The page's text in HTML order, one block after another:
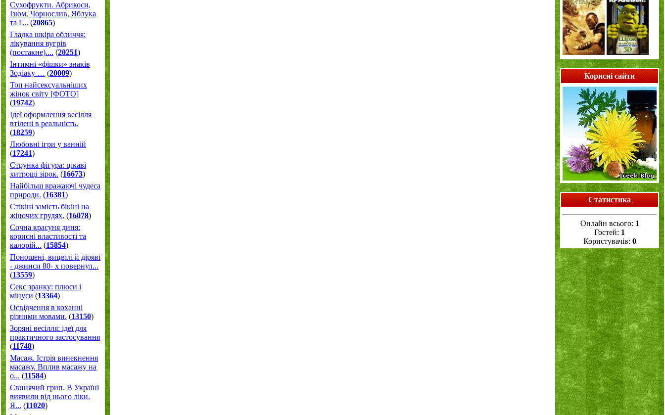
Cухофрукти. Абрикоси,
Ізюм, Чорнослив, Яблука
та Г... (20865)
Гладка шкіра обличчя:
лікування вугрів
(постакне).... (20251)
Інтимні «фішки» знаків
Зодіаку … (20009)
Топ найсексуальніших
жінок світу [ФОТО]
(19742)
Ідеї оформлення весілля
втілені в реальність.
(18259)
Любовні ігри у ванній
(17241)
Струнка фігура: цікаві
хитрощі зірок. (16673)
Найбільш вражаючі чудеса
природи. (16381)
Стікіні замість бікіні на
жіночих грудях. (16078)
Сочна красуня диня:
корисні властивості та
калорій... (15854)
Поношені, вицвілі й діряві
- джинси 80- х повернул...
(13559)
Секс зранку: плюси і
мінуси (13364)
Освідчення в коханні
різними мовами. (13150)
Зоряні весілля: ідеї для
практичного застосування
(11748)
Масаж. Істрія винекнення
масажу. Вплив масажу на
о... (11584)
Свинячий грип. В Україні
виявили від нього ліки.
Я... (11020)
Корисні сайти
Статистика
Онлайн всього: 1
Гостей: 1
Користувачів: 0